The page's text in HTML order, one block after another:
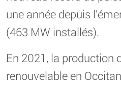
une année depuis
(463 MW installés).
En 2021, la production
renouvelable en